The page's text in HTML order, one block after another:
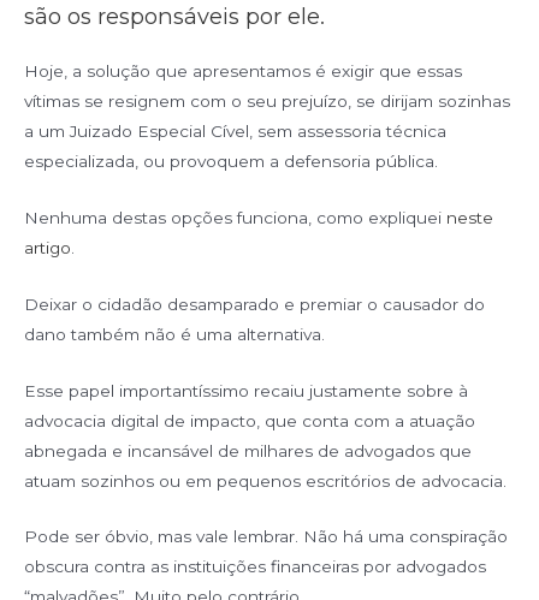
são os responsáveis por ele.
Hoje, a solução que apresentamos é exigir que essas
vítimas se resignem com o seu prejuízo, se dirijam sozinhas
a um Juizado Especial Cível, sem assessoria técnica
especializada, ou provoquem a defensoria pública.
Nenhuma destas opções funciona, como expliquei neste
artigo
Deixar o cidadão desamparado e premiar o causador do
dano também não é uma alternativa.
Esse papel importantíssimo recaiu justamente sobre à
advocacia digital de impacto, que conta com a atuação
abnegada e incansável de milhares de advogados que
atuam sozinhos ou em pequenos escritórios de advocacia.
Pode ser óbvio, mas vale lembrar. Não há uma conspiração
obscura contra as instituições financeiras por advogados